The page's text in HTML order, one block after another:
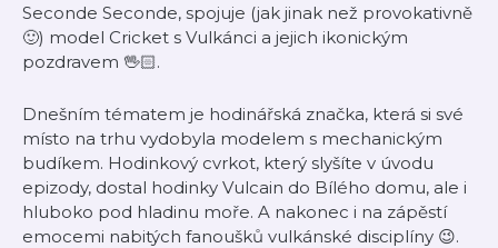
Seconde Seconde, spojuje (jak jinak než provokativně
🙂) model Cricket s Vulkánci a jejich ikonickým
pozdravem 🖖🏻.
Dnešním tématem je hodinářská značka, která si své
místo na trhu vydobyla modelem s mechanickým
budíkem. Hodinkový cvrkot, který slyšíte v úvodu
epizody, dostal hodinky Vulcain do Bílého domu, ale i
hluboko pod hladinu moře. A nakonec i na zápěstí
emocemi nabitých fanoušků vulkánské disciplíny 😉.